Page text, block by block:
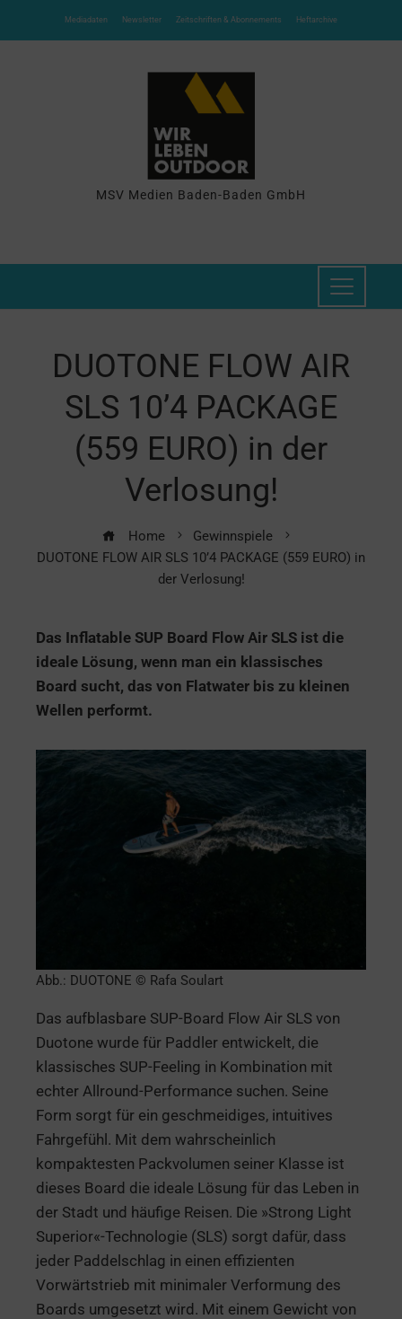
Mediadaten Newsletter Zeitschriften & Abonnements Heftarchive
MSV Medien Baden-Baden GmbH
DUOTONE FLOW AIR
SLS 10’4 PACKAGE
(559 EURO) in der
Verlosung!
Home
Gewinnspiele
DUOTONE FLOW AIR SLS 10’4 PACKAGE (559 EURO) in
der Verlosung!
Das Inflatable SUP Board Flow Air SLS ist die
ideale Lösung, wenn man ein klassisches
Board sucht, das von Flatwater bis zu kleinen
Wellen performt.
Abb.: DUOTONE © Rafa Soulart
Das aufblasbare SUP-Board Flow Air SLS von
Duotone wurde für Paddler entwickelt, die
klassisches SUP-Feeling in Kombination mit
echter Allround-Performance suchen. Seine
Form sorgt für ein geschmeidiges, intuitives
Fahrgefühl. Mit dem wahrscheinlich
kompaktesten Packvolumen seiner Klasse ist
dieses Board die ideale Lösung für das Leben in
der Stadt und häufige Reisen. Die »Strong Light
Superior«-Technologie (SLS) sorgt dafür, dass
jeder Paddelschlag in einen effizienten
Vorwärtstrieb mit minimaler Verformung des
Boards umgesetzt wird. Mit einem Gewicht von